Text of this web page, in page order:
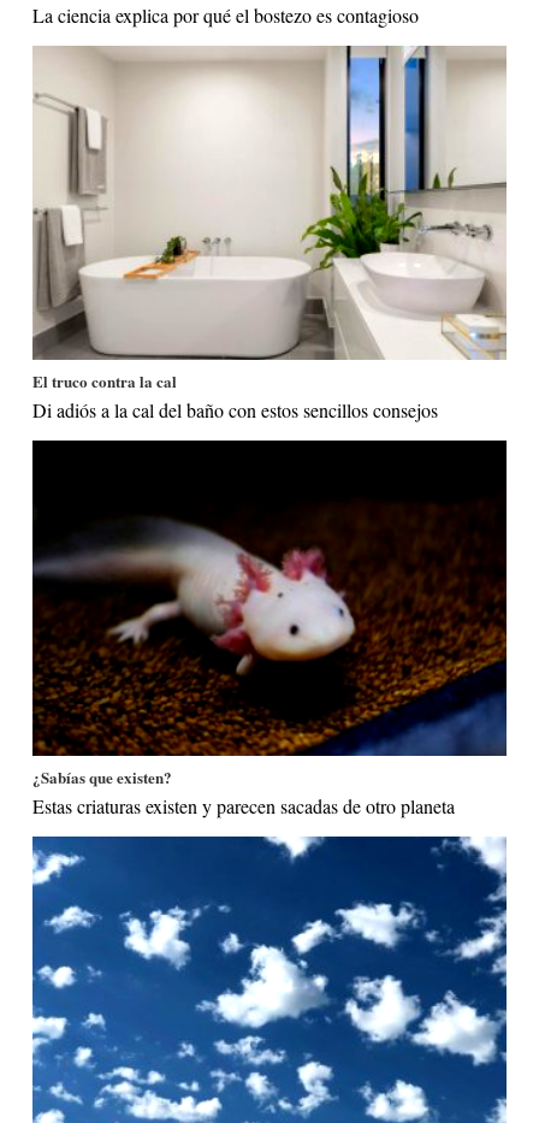
La ciencia explica por qué el bostezo es contagioso
El truco contra la cal
Di adiós a la cal del baño con estos sencillos consejos
¿Sabías que existen?
Estas criaturas existen y parecen sacadas de otro planeta